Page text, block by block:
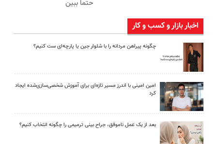
حتما ببین
اخبار بازار و کسب و کار
چگونه پیراهن مردانه را با شلوار جین یا پارچه‌ای ست کنیم؟
امین امینی با اندرز مسیر تازه‌ای برای آموزش شخصی‌سازی‌شده ایجاد
کرد
بعد از یک عمل ناموفق، جراح بینی ترمیمی را چگونه انتخاب کنیم؟